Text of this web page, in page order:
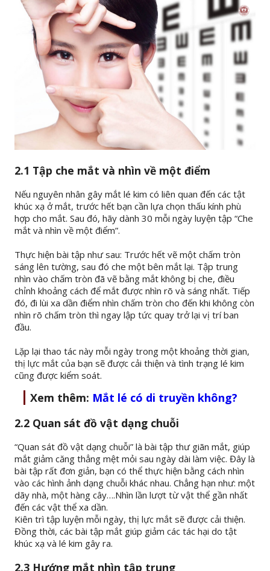
2.1 Tập che mắt và nhìn về một điểm
Nếu nguyên nhân gây mắt lé kim có liên quan đến các tật
khúc xạ ở mắt, trước hết bạn cần lựa chọn thấu kính phù
hợp cho mắt. Sau đó, hãy dành 30 mỗi ngày luyện tập “Che
mắt và nhìn về một điểm”.
Thực hiện bài tập như sau: Trước hết vẽ một chấm tròn
sáng lên tường, sau đó che một bên mắt lại. Tập trung
nhìn vào chấm tròn đã vẽ bằng mắt không bị che, điều
chỉnh khoảng cách để mắt được nhìn rõ và sáng nhất. Tiếp
đó, đi lùi xa dần điểm nhìn chấm tròn cho đến khi không còn
nhìn rõ chấm tròn thì ngay lập tức quay trở lại vị trí ban
đầu.
Lặp lại thao tác này mỗi ngày trong một khoảng thời gian,
thị lực mắt của bạn sẽ được cải thiện và tình trạng lé kim
cũng được kiểm soát.
Xem thêm: Mắt lé có di truyền không?
2.2 Quan sát đồ vật dạng chuỗi
“Quan sát đồ vật dạng chuỗi” là bài tập thư giãn mắt, giúp
mắt giảm căng thẳng mệt mỏi sau ngày dài làm việc. Đây là
bài tập rất đơn giản, bạn có thể thực hiện bằng cách nhìn
vào các hình ảnh dạng chuỗi khác nhau. Chẳng hạn như: một
dãy nhà, một hàng cây….Nhìn lần lượt từ vật thể gần nhất
đến các vật thể xa dần.
Kiên trì tập luyện mỗi ngày, thị lực mắt sẽ được cải thiện.
Đồng thời, các bài tập mắt giúp giảm các tác hại do tật
khúc xạ và lé kim gây ra.
2.3 Hướng mắt nhìn tập trung